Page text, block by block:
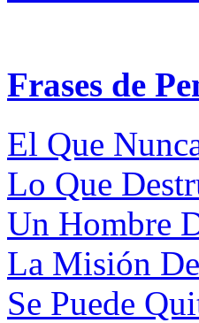
Frases de
El Que
Lo Que
Un Hombre
La Misión
Se Puede